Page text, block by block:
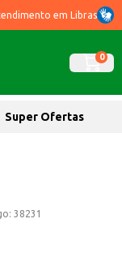
em Libras
0
Super Ofertas
38231